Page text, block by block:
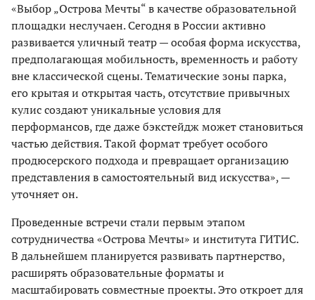
«Выбор „Острова Мечты“ в качестве образовательной
площадки неслучаен. Сегодня в России активно
развивается уличный театр — особая форма искусства,
предполагающая мобильность, временность и работу
вне классической сцены. Тематические зоны парка,
его крытая и открытая часть, отсутствие привычных
кулис создают уникальные условия для
перформансов, где даже бэкстейдж может становиться
частью действия. Такой формат требует особого
продюсерского подхода и превращает организацию
представления в самостоятельный вид искусства», —
уточняет он.
Проведенные встречи стали первым этапом
сотрудничества «Острова Мечты» и института ГИТИС.
В дальнейшем планируется развивать партнерство,
расширять образовательные форматы и
масштабировать совместные проекты. Это откроет для